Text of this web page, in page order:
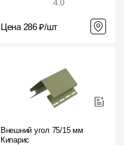
4.0
Цена 286 ₽/шт
Внешний угол 75/15 мм
Кипарис